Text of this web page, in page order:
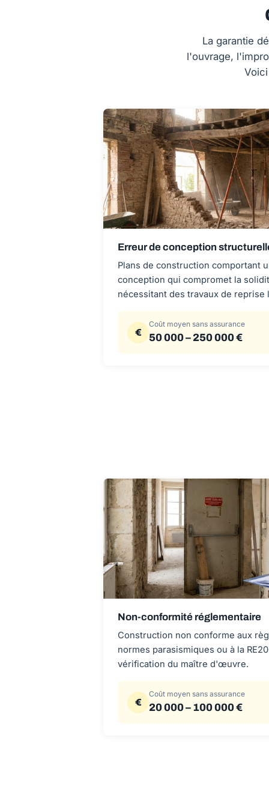
La garantie
l'ouvrage,
Erreur de conception
Plans de construction comportant
conception qui compromet la
nécessitant des travaux de reprise
€
Coût moyen sans assurance
50 000 – 250 000 €
Non-conformité réglementaire
Construction non conforme aux
normes parasismiques ou à la
vérification du maître d'œuvre.
€
Coût moyen sans assurance
20 000 – 100 000 €